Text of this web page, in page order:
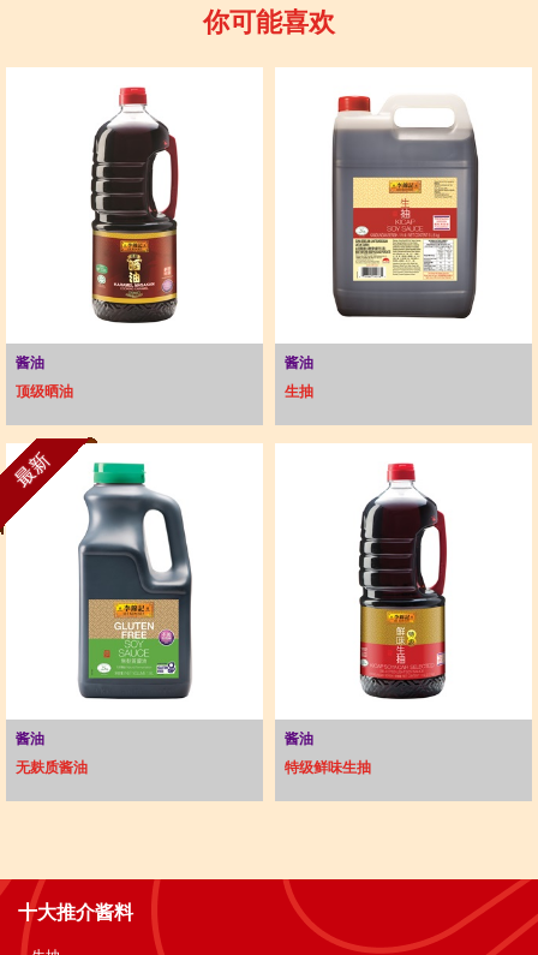
你可能喜欢
酱油
顶级晒油
酱油
生抽
最新
酱油
无麸质酱油
酱油
特级鲜味生抽
十大推介酱料